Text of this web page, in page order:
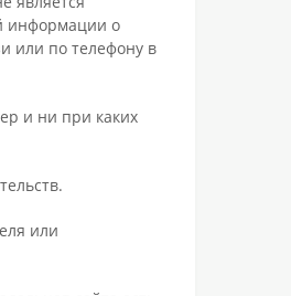
информации о
или по телефону в
и ни при каких
или